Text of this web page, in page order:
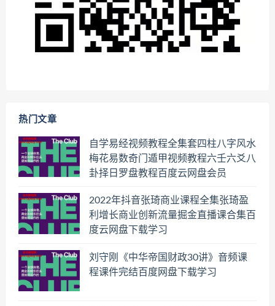
热门文章
自学易经视频教程全集套四柱八字风水
梅花易数奇门遁甲视频教程六壬六爻八
卦择日罗盘教程百度云网盘会员
2022年抖音张琦商业课程全集张琦盈
利增长商业创新流量掘金直播课合集百
度云网盘下载学习
刘守刚《中华帝国财政30讲》音频课
程课件完结百度网盘下载学习